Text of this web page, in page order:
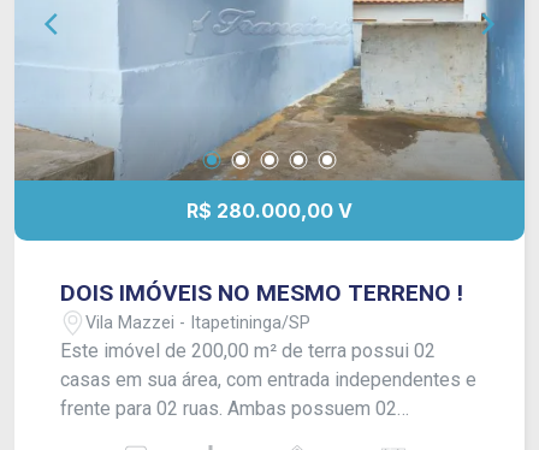
R$ 280.000,00 V
DOIS IMÓVEIS NO MESMO TERRENO !
Vila Mazzei - Itapetininga/SP
Este imóvel de 200,00 m² de terra possui 02
casas em sua área, com entrada independentes e
frente para 02 ruas. Ambas possuem 02